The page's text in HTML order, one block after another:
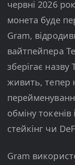
червні 2026
монета буде
Gram,
вайтпейпера
зберігає
живить, тепер
обміну
стейкінг чи
Gram